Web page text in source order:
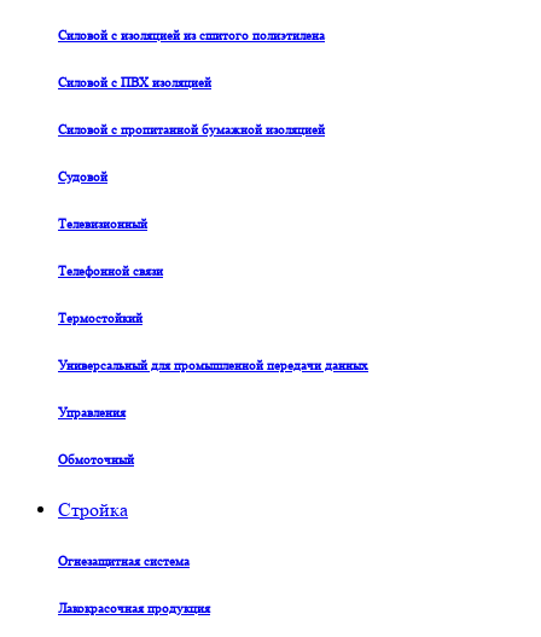
Силовой с изоляцией из сшитого полиэтилена
Силовой с ПВХ изоляцией
Силовой с пропитанной бумажной изоляцией
Судовой
Телевизионный
Телефонной связи
Термостойкий
Универсальный для промышленной передачи данных
Управления
Обмоточный
Стройка
Огнезащитная система
Лакокрасочная продукция